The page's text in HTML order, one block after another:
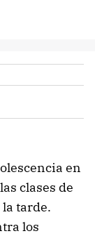
en
clases de
tarde.
los